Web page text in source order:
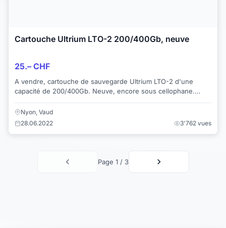
Cartouche Ultrium LTO-2 200/400Gb, neuve
25.– CHF
A vendre, cartouche de sauvegarde Ultrium LTO-2 d'une
capacité de 200/400Gb. Neuve, encore sous cellophane.
Nyon, Vaud
28.06.2022
3'762 vues
Page 1 / 3